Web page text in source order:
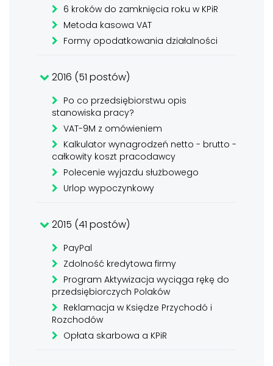
6 kroków do zamknięcia roku w KPiR
Metoda kasowa VAT
Formy opodatkowania działalności
2016 (51 postów)
Po co przedsiębiorstwu opis
stanowiska pracy?
VAT-9M z omówieniem
Kalkulator wynagrodzeń netto - brutto -
całkowity koszt pracodawcy
Polecenie wyjazdu służbowego
Urlop wypoczynkowy
2015 (41 postów)
PayPal
Zdolność kredytowa firmy
Program Aktywizacja wyciąga rękę do
przedsiębiorczych Polaków
Reklamacja w Księdze Przychodó i
Rozchodów
Opłata skarbowa a KPiR